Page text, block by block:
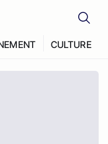
CULTURE